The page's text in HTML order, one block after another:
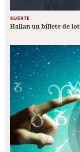
SUERTE
Hallan un billete de